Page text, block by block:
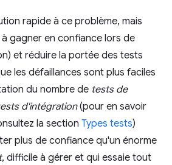
rapide à ce problème, mais
gagner en confiance lors de
et réduire la portée des tests
les défaillances sont plus faciles
du nombre de tests de
d'intégration(pour en savoir
la section Types tests)
plus de confiance qu'un énorme
, difficile à gérer et qui essaie tout